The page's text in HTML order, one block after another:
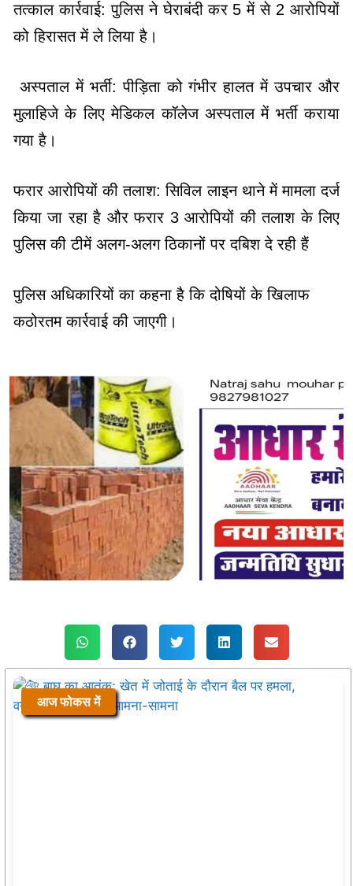
तत्काल कार्रवाई: पुलिस ने घेराबंदी कर 5 में से 2 आरोपियों
को हिरासत में ले लिया है।
अस्पताल में भर्ती: पीड़िता को गंभीर हालत में उपचार और
मुलाहिजे के लिए मेडिकल कॉलेज अस्पताल में भर्ती कराया
गया है।
फरार आरोपियों की तलाश: सिविल लाइन थाने में मामला दर्ज
किया जा रहा है और फरार 3 आरोपियों की तलाश के लिए
पुलिस की टीमें अलग-अलग ठिकानों पर दबिश दे रही हैं
पुलिस अधिकारियों का कहना है कि दोषियों के खिलाफ
कठोरतम कार्रवाई की जाएगी।
आज फोकस में